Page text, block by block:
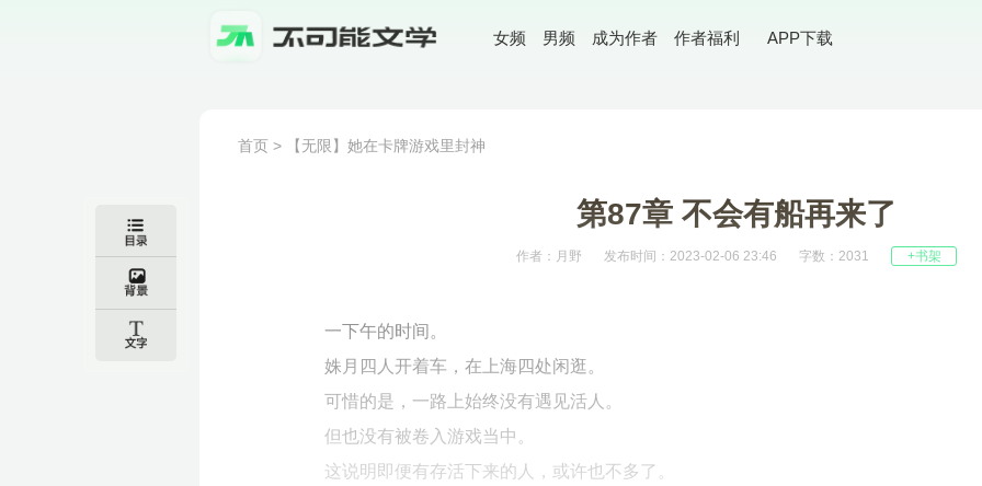
女频 男频 成为作者 作者福利 APP下载
首页 > 【无限】她在卡牌游戏里封神
第87章 不会有船再来了
作者：月野 发布时间：2023-02-06 23:46 字数：2031 +书架
一下午的时间。
姝月四人开着车，在上海四处闲逛。
可惜的是，一路上始终没有遇见活人。
但也没有被卷入游戏当中。
这说明即便有存活下来的人，或许也不多了。